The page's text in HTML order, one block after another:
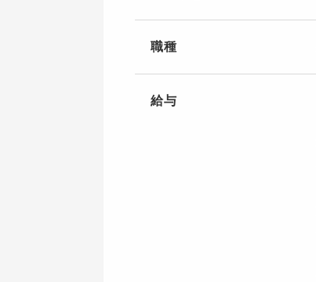
職種
給与